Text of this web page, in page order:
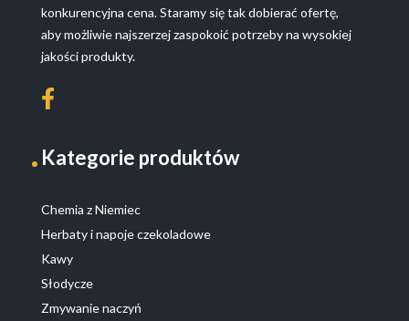
konkurencyjna cena. Staramy się tak dobierać ofertę,
aby możliwie najszerzej zaspokoić potrzeby na wysokiej
jakości produkty.
Kategorie produktów
Chemia z Niemiec
Herbaty i napoje czekoladowe
Kawy
Słodycze
Zmywanie naczyń